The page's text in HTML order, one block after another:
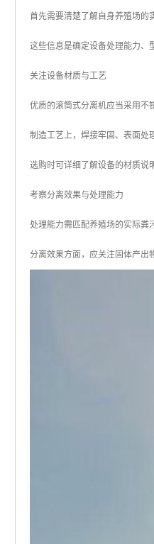
首先需要清楚了解自身养殖场的
这些信息是确定设备处理能力、
关注设备材质与工艺
优质的滚筒式分离机应当采用不
制造工艺上，焊接牢固、表面处
选购时可详细了解设备的材质说
考察分离效果与处理能力
处理能力需匹配养殖场的实际粪
分离效果方面，应关注固体产出